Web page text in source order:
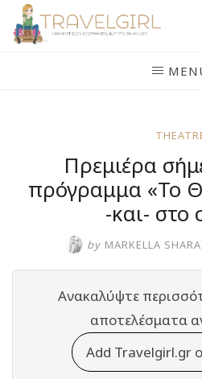
Skip
Πρεμιέρα
πρόγραμμα «Το
-και- στο
by MARKELLA
Ανακαλύψτε
αποτελέσματα
Add Travelgirl.gr